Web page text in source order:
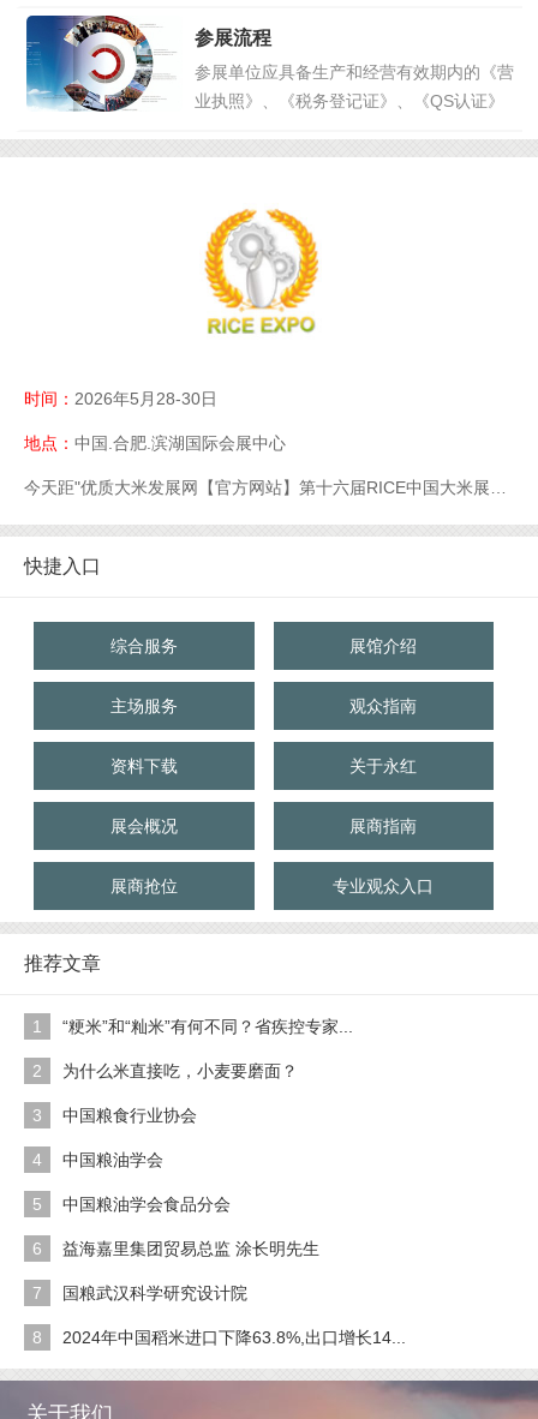
人员统一着装，持证上岗，并严格遵守国务
院《大型群众性活动安全管理条例》和《北
京市大型社会活动安全管理条例》和施工要
参展流程
参展单位应具备生产和经营有效期内的《营
业执照》、《税务登记证》、《QS认证》
所在国家的有效经营资格证件），组委会坚
详情>>
时间： 2026年5月28-30日
地点： 中国.合肥.滨湖国际会展中心
快捷入口
综合服务 展馆介绍
主场服务 观众指南
资料下载 关于永红
展会概况 展商指南
展商抢位 专业观众入口
推荐文章
1 “粳米”和“籼米”有何不同？省疾控专家...
2 为什么米直接吃，小麦要磨面？
3 中国粮食行业协会
4 中国粮油学会
5 中国粮油学会食品分会
6 益海嘉里集团贸易总监 涂长明先生
7 国粮武汉科学研究设计院
8 2024年中国稻米进口下降63.8%,出口增长14...
关于我们